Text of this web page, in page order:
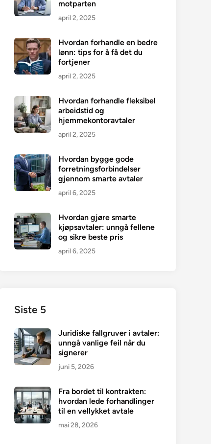
motparten
april 2, 2025
Hvordan forhandle en bedre
lønn: tips for å få det du
fortjener
april 2, 2025
Hvordan forhandle fleksibel
arbeidstid og
hjemmekontoravtaler
april 2, 2025
Hvordan bygge gode
forretningsforbindelser
gjennom smarte avtaler
april 6, 2025
Hvordan gjøre smarte
kjøpsavtaler: unngå fellene
og sikre beste pris
april 6, 2025
Siste 5
Juridiske fallgruver i avtaler:
unngå vanlige feil når du
signerer
juni 5, 2026
Fra bordet til kontrakten:
hvordan lede forhandlinger
til en vellykket avtale
mai 28, 2026